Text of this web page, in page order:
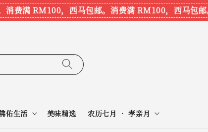
满 RM100，西马包邮。消费满 RM100，西马包邮。消
佑生活 美味精选 农历七月 • 孝亲月